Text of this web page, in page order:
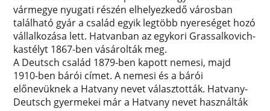
vármegye nyugati részén elhelyezkedő városban
található gyár a család egyik legtöbb nyereséget hozó
vállalkozása lett. Hatvanban az egykori Grassalkovich-
kastélyt 1867-ben vásárolták meg.
A Deutsch család 1879-ben kapott nemesi, majd
1910-ben bárói címet. A nemesi és a bárói
előnevüknek a Hatvany nevet választották. Hatvany-
Deutsch gyermekei már a Hatvany nevet használták